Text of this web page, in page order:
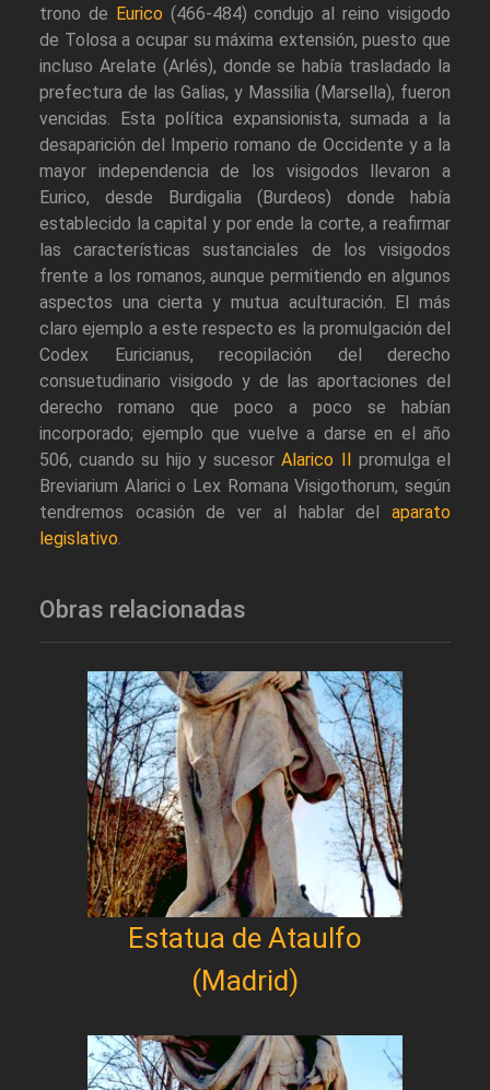
trono de Eurico (466-484) condujo al reino visigodo
de Tolosa a ocupar su máxima extensión, puesto que
incluso Arelate (Arlés), donde se había trasladado la
prefectura de las Galias, y Massilia (Marsella), fueron
vencidas. Esta política expansionista, sumada a la
desaparición del Imperio romano de Occidente y a la
mayor independencia de los visigodos llevaron a
Eurico, desde Burdigalia (Burdeos) donde había
establecido la capital y por ende la corte, a reafirmar
las características sustanciales de los visigodos
frente a los romanos, aunque permitiendo en algunos
aspectos una cierta y mutua aculturación. El más
claro ejemplo a este respecto es la promulgación del
Codex Euricianus, recopilación del derecho
consuetudinario visigodo y de las aportaciones del
derecho romano que poco a poco se habían
incorporado; ejemplo que vuelve a darse en el año
506, cuando su hijo y sucesorAlarico II
promulga el
Breviarium Alarici o Lex Romana Visigothorum, según
tendremos ocasión de ver al hablar del aparato
legislativo.
Obras relacionadas
Estatua de Ataulfo
(Madrid)